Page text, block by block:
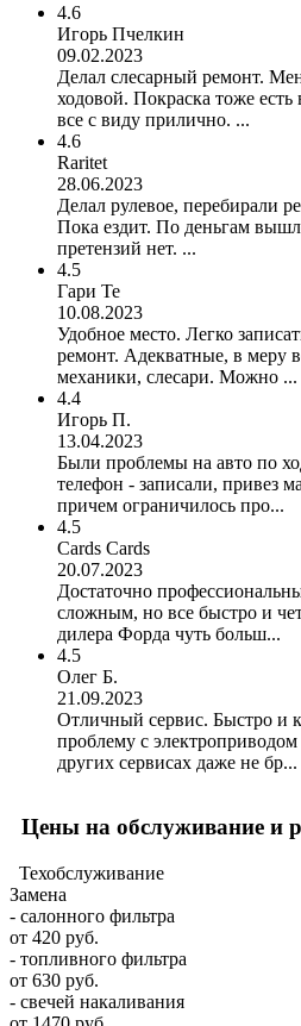
4.6
Игорь Пчелкин
09.02.2023
Делал слесарный ремонт.
ходовой. Покраска тоже
все с виду прилично. ...
4.6
Raritet
28.06.2023
Делал рулевое, перебирали
Пока ездит. По деньгам
претензий нет. ...
4.5
Гари Те
10.08.2023
Удобное место. Легко
ремонт. Адекватные, в меру
механики, слесари. Можно ...
4.4
Игорь П.
13.04.2023
Были проблемы на авто по
телефон - записали, привез
причем ограничилось про...
4.5
Cards Cards
20.07.2023
Достаточно
сложным, но все быстро и
дилера Форда чуть больш...
4.5
Олег Б.
21.09.2023
Отличный сервис. Быстро и
проблему с
других сервисах даже не бр...
Цены на обслуживание и
Техобслуживание
Замена
- салонного фильтра
от 420 руб.
- топливного фильтра
от 630 руб.
- свечей накаливания